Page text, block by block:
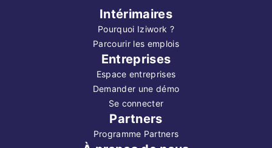
Intérimaires
Pourquoi Iziwork ?
Parcourir les emplois
Entreprises
Espace entreprises
Demander une démo
Se connecter
Partners
Programme Partners